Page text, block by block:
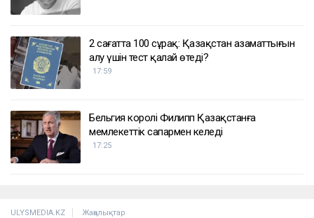
2 сағатта 100 сұрақ: Қазақстан азаматтығын
алу үшін тест қалай өтеді?
17:59
Бельгия королі Филипп Қазақстанға
мемлекеттік сапармен келеді
17:25
ULYSMEDIA.KZ Жаңалықтар